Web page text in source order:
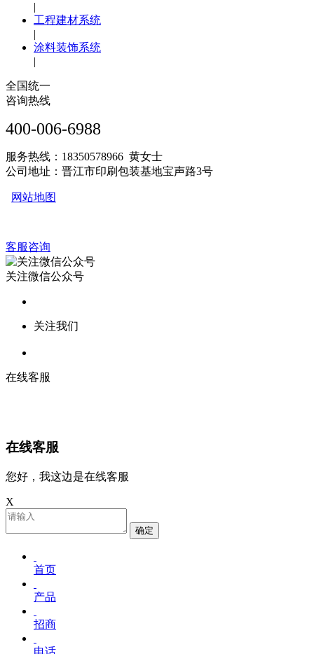
|
工程建材系统
|
涂料装饰系统
|
全国统一
咨询热线
400-006-6988
服务热线：18350578966 黄女士
公司地址：晋江市印刷包装基地宝声路3号
网站地图
客服咨询
关注微信公众号
关注我们
在线客服
在线客服
您好，我这边是在线客服
X
确定
首页
产品
招商
电话